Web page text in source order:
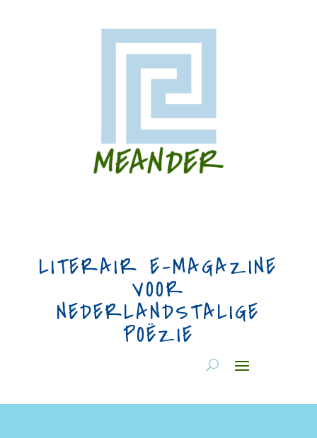
LITERAIR E-MAGAZINE
VOOR
NEDERLANDSTALIGE
POËZIE